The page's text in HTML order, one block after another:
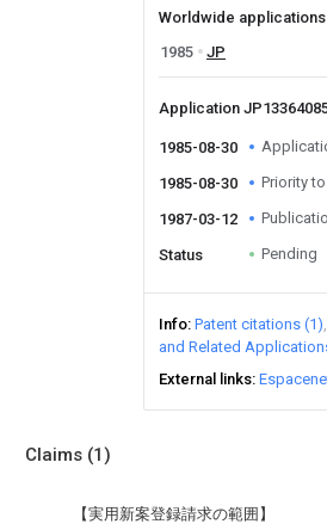
Worldwide applications
1985
JP
Application
1985-08-30
1985-08-30 Priority
1987-03-12
Status Pending
Info Patent citations (1)
and Related
External links
Claims (1)
【実用新案登録請求の範囲】